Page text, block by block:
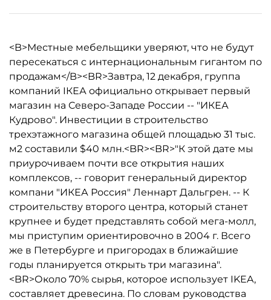
<B>Местные мебельщики уверяют, что не будут
пересекаться с интернациональным гигантом по
продажам</B><BR>Завтра, 12 декабря, группа
компаний IКЕА официально открывает первый
магазин на Северо-Западе России -- "ИКЕА
Кудрово". Инвестиции в строительство
трехэтажного магазина общей площадью 31 тыс.
м2 составили $40 млн.<BR><BR>"К этой дате мы
приурочиваем почти все открытия наших
комплексов, -- говорит генеральный директор
компани "ИКЕА Россия" Леннарт Дальгрен. -- К
строительству второго центра, который станет
крупнее и будет представлять собой мега-молл,
мы приступим ориентировочно в 2004 г. Всего
же в Петербурге и пригородах в ближайшие
годы планируется открыть три магазина".
<BR>Около 70% сырья, которое использует IKEA,
составляет древесина. По словам руководства